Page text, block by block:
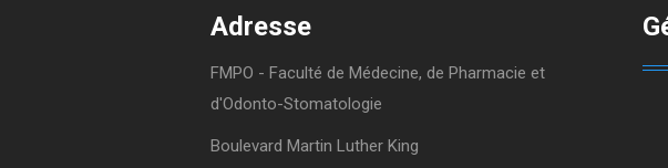
Adresse
FMPO - Faculté de Médecine, de Pharmacie et
d'Odonto-Stomatologie
Boulevard Martin Luther King